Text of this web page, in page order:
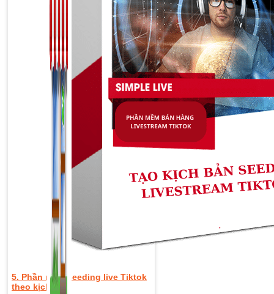
5. Phần mềm seeding live Tiktok
theo kịch bản